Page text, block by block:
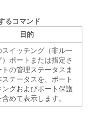
るコマンド
目的
スイッチング（非ルー
）ポートまたは指定さ
トの管理ステータスま
ステータスを、ポート
ングおよびポート保護
めて表示します。